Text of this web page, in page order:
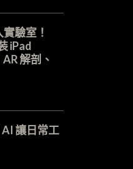
驗室！
iPad
解剖、
AI 讓日常工